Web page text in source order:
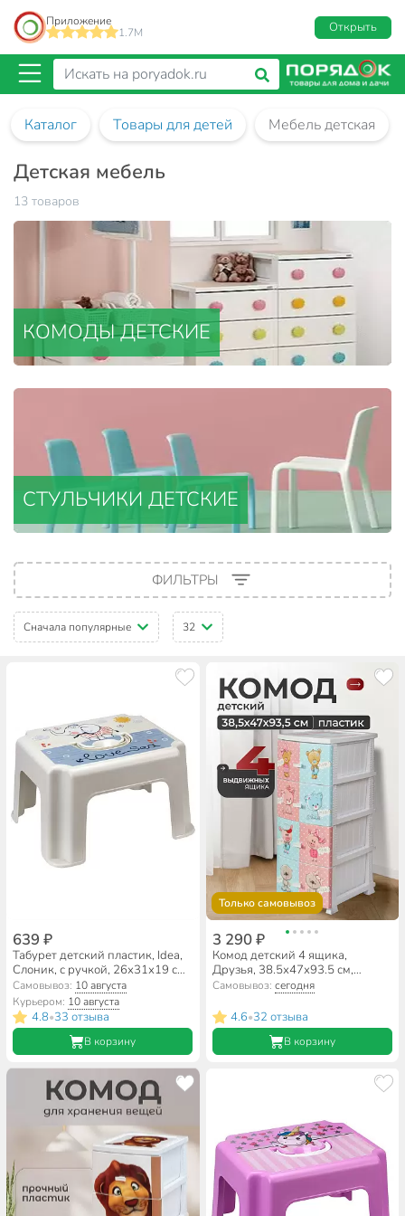
Приложение
1.7M
Открыть
Каталог Товары для детей Мебель детская
Детская мебель
13 товаров
КОМОДЫ ДЕТСКИЕ
СТУЛЬЧИКИ ДЕТСКИЕ
ФИЛЬТРЫ
Сначала популярные 32
639 ₽
Табурет детский пластик, Idea,
Слоник, с ручкой, 26х31х19 см,
М 2290
Самовывоз: 10 августа
Курьером: 10 августа
4.8•33 отзыва
В корзину
Только самовывоз
3 290 ₽
Комод детский 4 ящика,
Друзья, 38.5х47х93.5 см,
белый, Росспласт, РП-421
Самовывоз: сегодня
4.6•32 отзыва
В корзину